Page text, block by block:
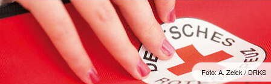
Foto: A. Zelck / DRKS